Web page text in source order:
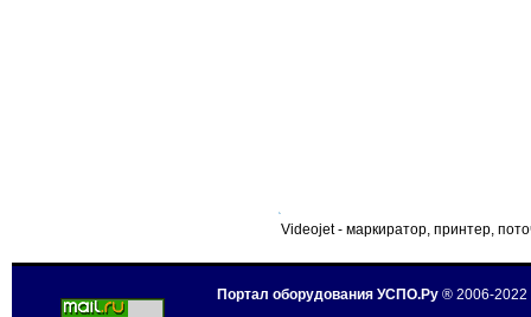
Videojet - маркиратор, принтер,
Портал оборудования УСПО.Ру ® 2006-2022